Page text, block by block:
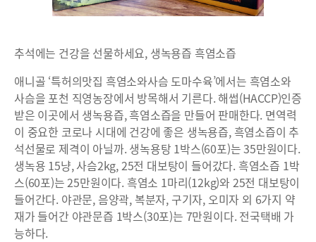
추석에는 건강을 선물하세요, 생녹용즙 흑염소즙
애니골 ‘특허의맛집 흑염소와사슴 도마수육’에서는 흑염소와
사슴을 포천 직영농장에서 방목해서 기른다. 해썹(HACCP)인증
받은 이곳에서 생녹용즙, 흑염소즙을 만들어 판매한다. 면역력
이 중요한 코로나 시대에 건강에 좋은 생녹용즙, 흑염소즙이 추
석선물로 제격이 아닐까. 생녹용탕 1박스(60포)는 35만원이다.
생녹용 15냥, 사슴2kg, 25전 대보탕이 들어갔다. 흑염소즙 1박
스(60포)는 25만원이다. 흑염소 1마리(12kg)와 25전 대보탕이
들어간다. 야관문, 음양곽, 복분자, 구기자, 오미자 외 6가지 약
재가 들어간 야관문즙 1박스(30포)는 7만원이다. 전국택배 가
능하다.